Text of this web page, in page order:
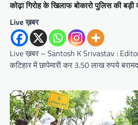
कोढ़ा गिरोह के खिलाफ बोकारो पुलिस की बड़ी
Live ख़बर
Live ख़बर – Santosh K Srivastav :
कटिहार में छापेमारी कर 3.50 लाख रुपये